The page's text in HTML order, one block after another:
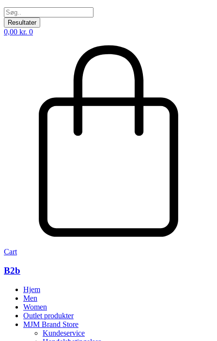
Search
...Resultater
0,00 kr. 0
Cart
B2b
Hjem
Men
Women
Outlet produkter
MJM Brand Store
Kundeservice